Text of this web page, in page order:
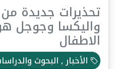
تحذيرات جديدة
واليكسا وجوجل
الاطفال
الأخبار , البحوث